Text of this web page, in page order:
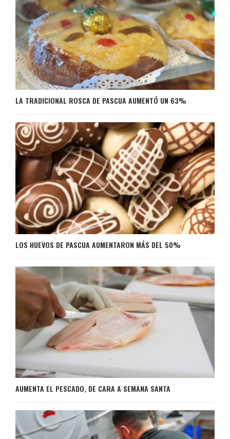
LA TRADICIONAL ROSCA DE PASCUA AUMENTÓ UN 63%
LOS HUEVOS DE PASCUA AUMENTARON MÁS DEL 50%
AUMENTA EL PESCADO, DE CARA A SEMANA SANTA